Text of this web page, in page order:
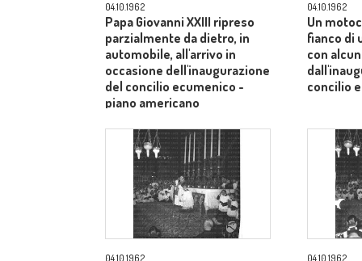
04.10.1962
Papa Giovanni XXIII ripreso
parzialmente da dietro, in
automobile, all'arrivo in
occasione dell'inaugurazione
del concilio ecumenico -
piano americano
04.10.1962
Un
fianco di
con
concilio
04.10.1962 04.10.1962